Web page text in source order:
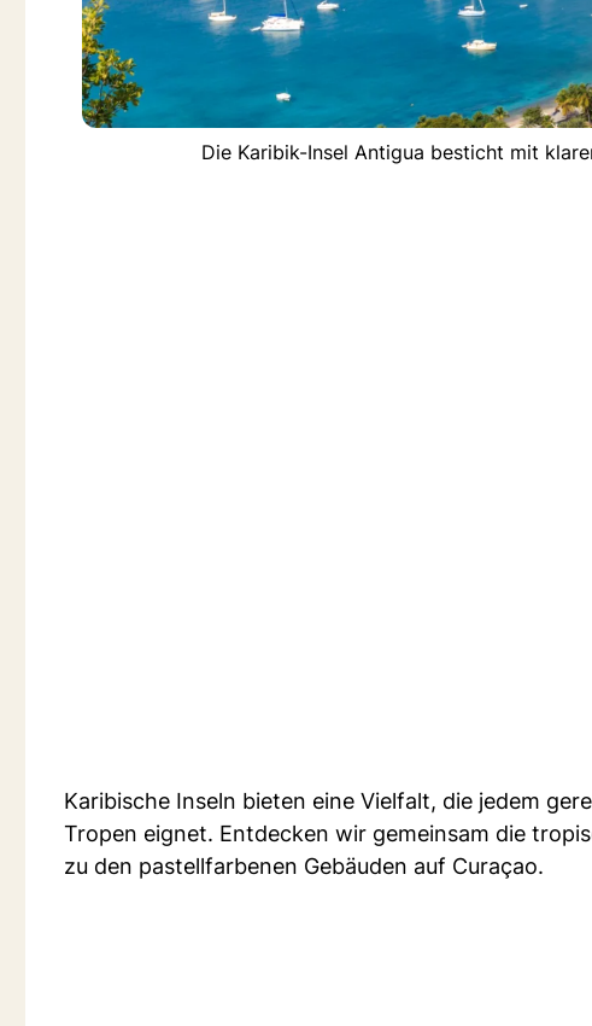
Die Karibik-Insel Antigua besticht mit
Karibische Inseln bieten eine Vielfalt, die jedem
Tropen eignet. Entdecken wir gemeinsam die
zu den pastellfarbenen Gebäuden auf Curaçao.